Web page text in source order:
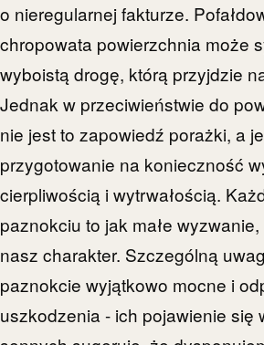
o nieregularnej fakturze.
chropowata powierzchnia może
wyboistą drogę, którą przyjdzie
Jednak w przeciwieństwie do
nie jest to zapowiedź porażki, a
przygotowanie na konieczność
cierpliwością i wytrwałością.
paznokciu to jak małe
nasz charakter. Szczególną
paznokcie wyjątkowo mocne i
uszkodzenia - ich pojawienie się